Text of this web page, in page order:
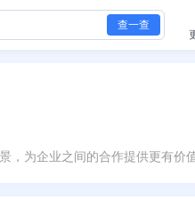
查一查
，为企业之间的合作提供更有价